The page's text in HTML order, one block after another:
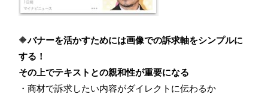
🔶バナーを活かすためには画像での訴求軸をシンプルに
する！
その上でテキストとの親和性が重要になる
・商材で訴求したい内容がダイレクトに伝わるか